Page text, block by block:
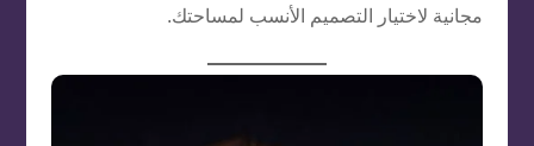
مجانية لاختيار التصميم الأنسب لمساحتك.